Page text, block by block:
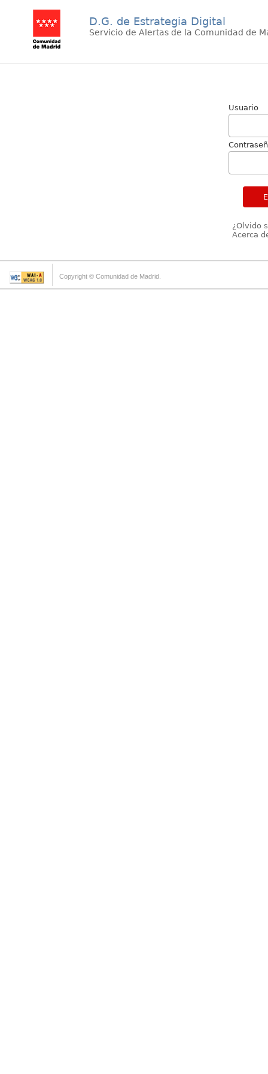
D.G. de Estrategia Digital
Servicio de Alertas de la Comunidad de
Usuario
¿Olvido
Acerca
Copyright © Comunidad de Madrid.